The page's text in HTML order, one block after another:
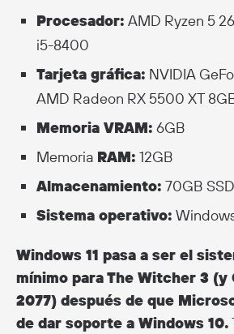
Procesador: AMD Ryzen 5
i5-8400
Tarjeta gráfica: NVIDIA
AMD Radeon RX 5500 XT
Memoria VRAM: 6GB
Memoria RAM: 12GB
Almacenamiento: 70GB SSD
Sistema operativo: Windows
Windows 11 pasa a ser el
mínimo para The Witcher 3 (y
2077) después de que
de dar soporte a Windows 10.